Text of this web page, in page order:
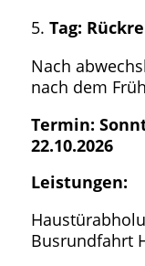
Tag:
Nach
nach dem
Termin:
22.10.2026
Leistungen:
Busrundfahrt